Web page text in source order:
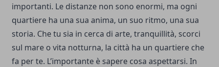
importanti. Le distanze non sono enormi, ma ogni
quartiere ha una sua anima, un suo ritmo, una sua
storia. Che tu sia in cerca di arte, tranquillità, scorci
sul mare o vita notturna, la città ha un quartiere che
fa per te. L’importante è sapere cosa aspettarsi. In